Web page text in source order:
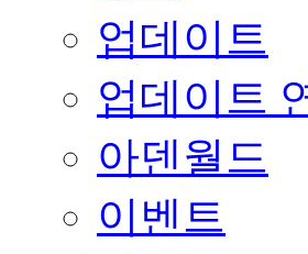
업데이트
업데이트
아덴월드
이벤트